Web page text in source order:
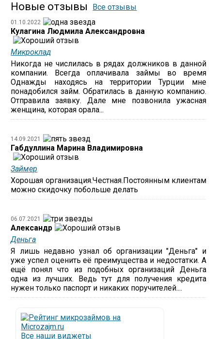
Новые отзывы Все отзывы
01.10.2022
Кулагина Людмила Александровна
Микроклад
Никогда не числилась в рядах должников в данной
компании. Всегда оплачивала займы во время
Однажды находясь на территории Турции мне
понадобился займ. Обратилась в данную компанию.
Отправила заявку. Дале мне позвонила ужасная
женщина, которая орала...
14.09.2021
Габдуллина Марина Владимировна
Займер
Хорошая организация.Честная.Постоянным клиентам
можно скидочку побольше делать
06.07.2021
Александр
Деньга
Я лишь недавно узнал об организации "Деньга" и
уже успел оценить её преимущества и недостатки. А
ещё понял что из подобных организаций Деньга
одна из лучших. Ведь тут для получения кредита
нужен только паспорт и никаких поручителей....
Все наши виджеты